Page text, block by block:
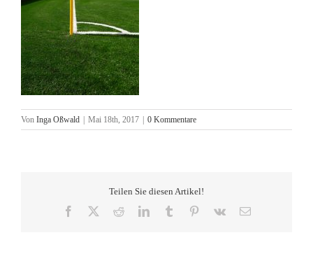
Von Inga Oßwald Mai 18th, 2017 0 Kommentare
Teilen Sie diesen Artikel!
Facebook RedditLinkedInTumblr Pinterest
Vk
E-